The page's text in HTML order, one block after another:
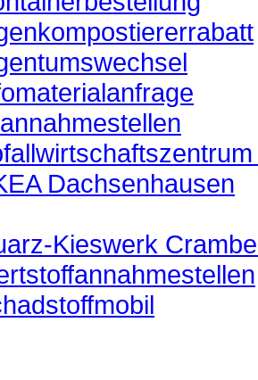
Dachsenhausen
Kieswerk